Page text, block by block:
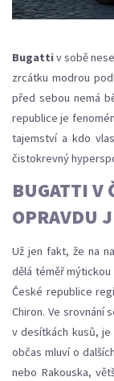
Bugattiv sobě
zrcátku modrou
před sebou nemá
republice je
tajemství a kdo
čistokrevný
BUGATTI V
OPRAVDU
Už jen fakt, že na
dělá téměř
České republice
Chiron. Ve srovnání
v desítkách kusů, je
občas mluví o
nebo Rakouska,